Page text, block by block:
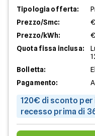
Tipologia offerta:
Prezzo/Smc:
Prezzo/kWh:
Quota fissa inclusa:
Bolletta:
Pagamento:
120€ di sconto per
recesso prima di